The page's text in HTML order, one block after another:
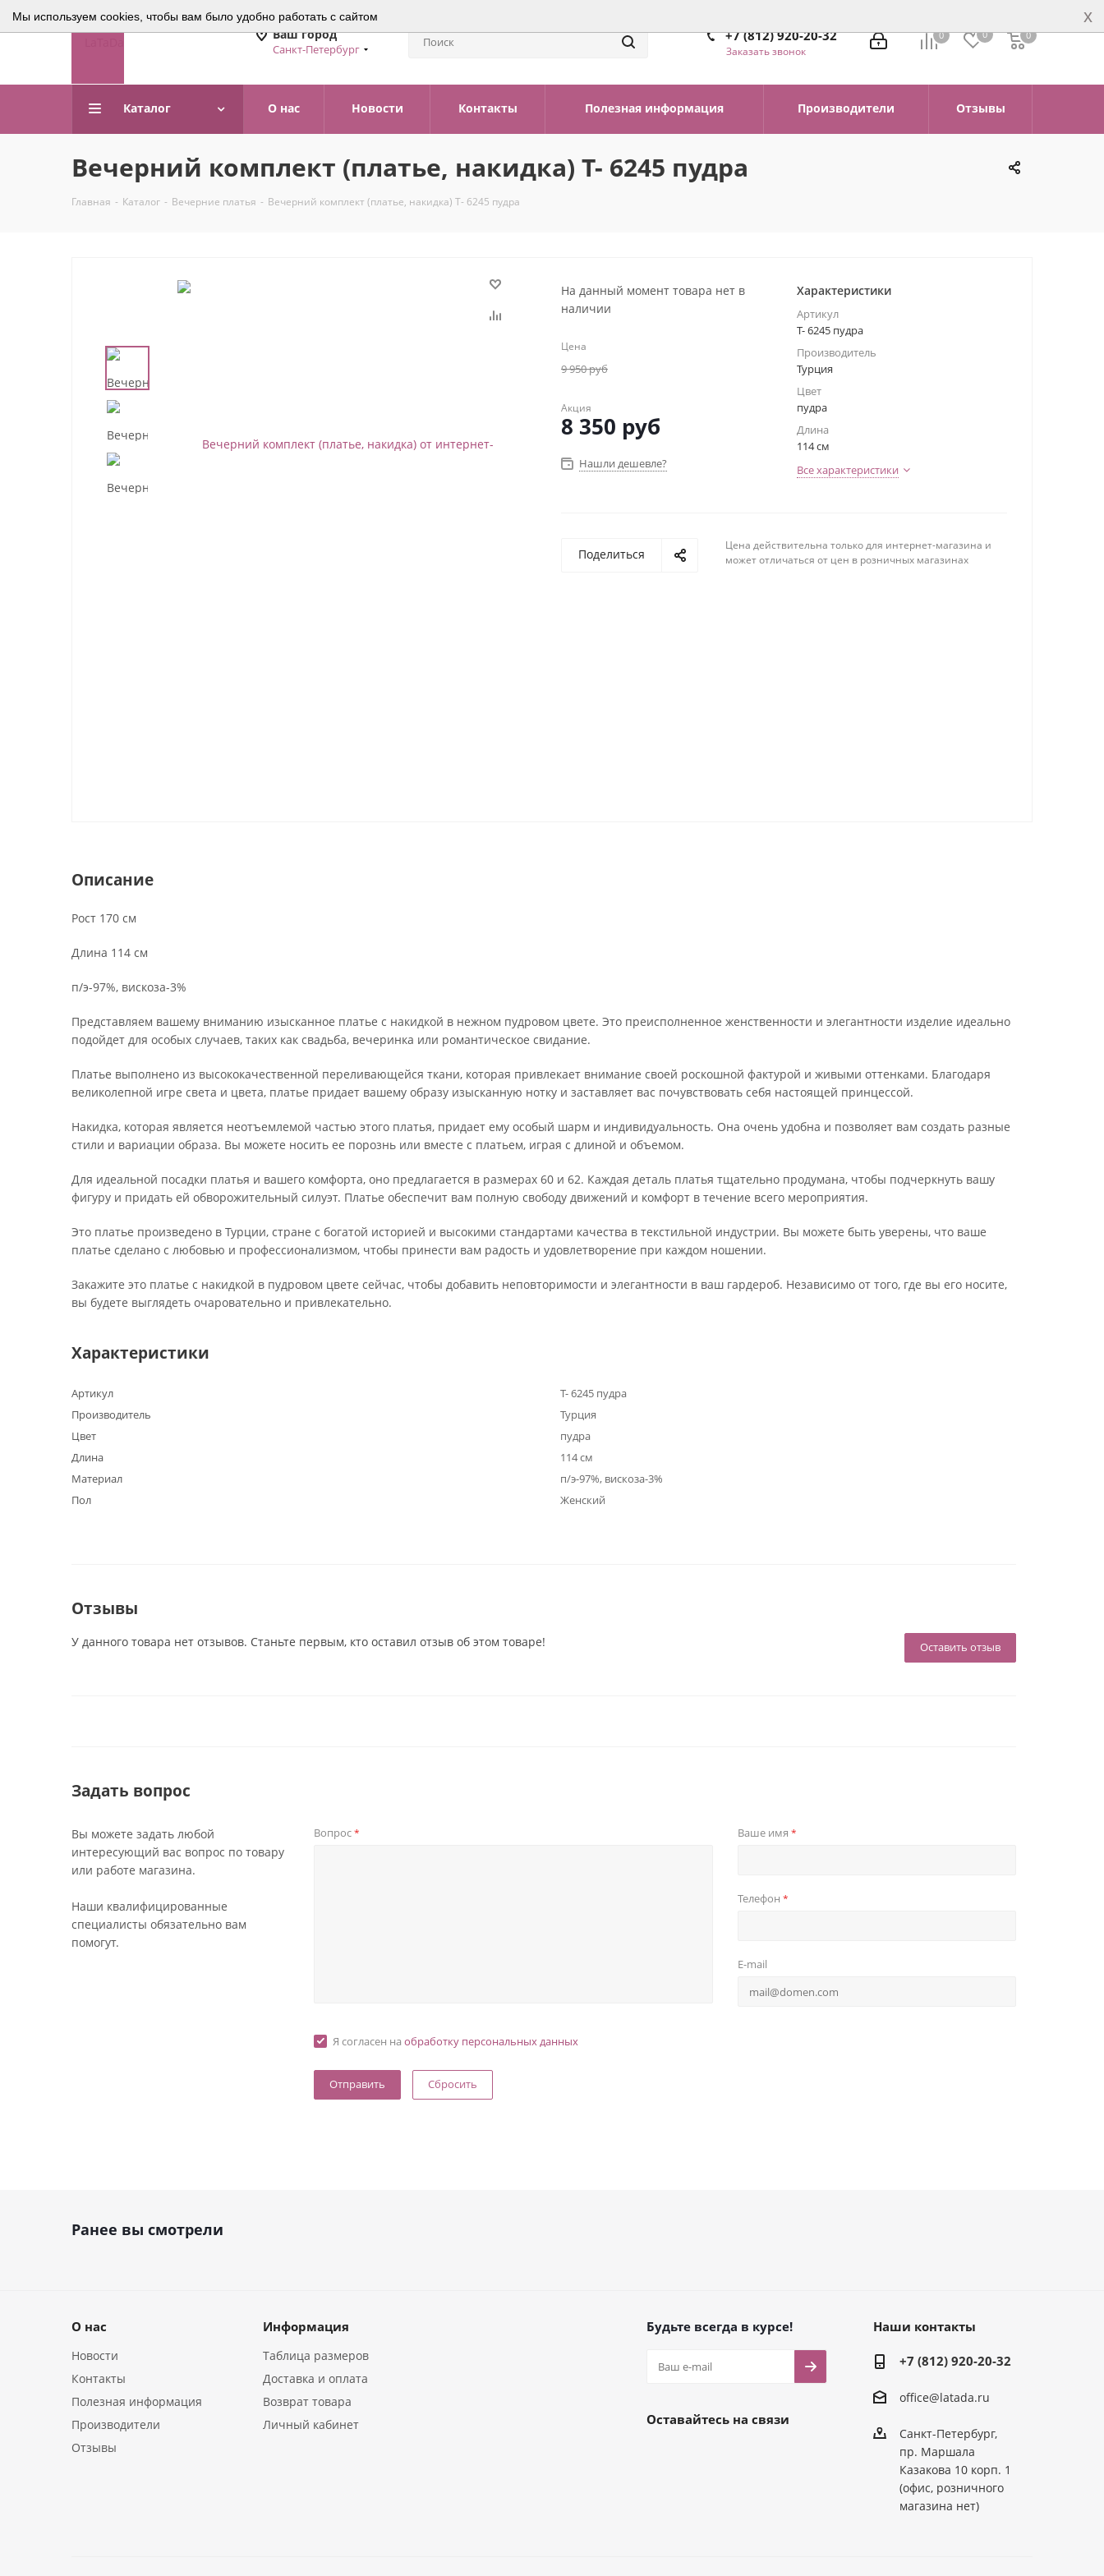
Мы используем cookies, чтобы вам было удобно работать с сайтом x
Ваш город
Санкт-Петербург
0 0 0
0
+7 (812) 920-20-32
Заказать звонок
Каталог О нас Новости Контакты Полезная информация Производители Отзывы
Вечерний комплект (платье, накидка) Т- 6245 пудра
Главная - Каталог - Вечерние платья - Вечерний комплект (платье, накидка) Т- 6245 пудра
На данный момент товара нет в
наличии
Цена
9 950руб
Акция
8 350 руб
Нашли дешевле?
Характеристики
Артикул
Т- 6245 пудра
Производитель
Турция
Цвет
пудра
Длина
114 см
Все характеристики
Поделиться
Цена действительна только для интернет-магазина и
может отличаться от цен в розничных магазинах
Описание
Рост 170 см
Длина 114 см
п/э-97%, вискоза-3%
Представляем вашему вниманию изысканное платье с накидкой в нежном пудровом цвете. Это преисполненное женственности и элегантности изделие идеально
подойдет для особых случаев, таких как свадьба, вечеринка или романтическое свидание.
Платье выполнено из высококачественной переливающейся ткани, которая привлекает внимание своей роскошной фактурой и живыми оттенками. Благодаря
великолепной игре света и цвета, платье придает вашему образу изысканную нотку и заставляет вас почувствовать себя настоящей принцессой.
Накидка, которая является неотъемлемой частью этого платья, придает ему особый шарм и индивидуальность. Она очень удобна и позволяет вам создать разные
стили и вариации образа. Вы можете носить ее порознь или вместе с платьем, играя с длиной и объемом.
Для идеальной посадки платья и вашего комфорта, оно предлагается в размерах 60 и 62. Каждая деталь платья тщательно продумана, чтобы подчеркнуть вашу
фигуру и придать ей обворожительный силуэт. Платье обеспечит вам полную свободу движений и комфорт в течение всего мероприятия.
Это платье произведено в Турции, стране с богатой историей и высокими стандартами качества в текстильной индустрии. Вы можете быть уверены, что ваше
платье сделано с любовью и профессионализмом, чтобы принести вам радость и удовлетворение при каждом ношении.
Закажите это платье с накидкой в пудровом цвете сейчас, чтобы добавить неповторимости и элегантности в ваш гардероб. Независимо от того, где вы его носите,
вы будете выглядеть очаровательно и привлекательно.
Характеристики
Артикул
Т- 6245 пудра
Производитель
Турция
Цвет
пудра
Длина
114 см
Материал
п/э-97%, вискоза-3%
Пол
Женский
Отзывы
Оставить отзыв
У данного товара нет отзывов. Станьте первым, кто оставил отзыв об этом товаре!
Задать вопрос
Вы можете задать любой
интересующий вас вопрос по товару
или работе магазина.
Наши квалифицированные
специалисты обязательно вам
помогут.
Вопрос* Ваше имя*
Телефон*
E-mail
Я согласен на обработку персональных данных
Сбросить
Ранее вы смотрели
О нас
Новости
Контакты
Полезная информация
Производители
Отзывы
Информация
Таблица размеров
Доставка и оплата
Возврат товара
Личный кабинет
Будьте всегда в курсе!
Оставайтесь на связи
Наши контакты
+7 (812) 920-20-32
office@latada.ru
Санкт-Петербург,
пр. Маршала
Казакова 10 корп. 1
(офис, розничного
магазина нет)